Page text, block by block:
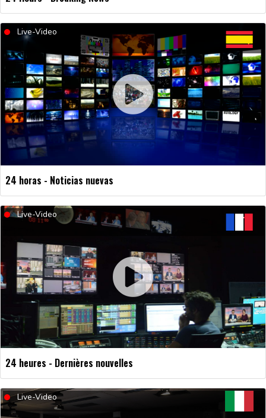
Live-Video
24 horas - Noticias nuevas
Live-Video
24 heures - Dernières nouvelles
Live-Video